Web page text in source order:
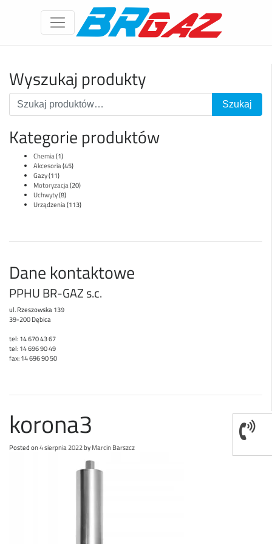
Wyszukaj produkty
Kategorie produktów
Chemia(1)
Akcesoria(45)
Gazy(11)
Motoryzacja(20)
Uchwyty(8)
Urządzenia(113)
Dane kontaktowe
PPHU BR-GAZ s.c.
ul. Rzeszowska 139
39-200 Dębica
tel: 14 670 43 67
tel: 14 696 90 49
fax: 14 696 90 50
korona3
Posted on4 sierpnia 2022byMarcin Barszcz